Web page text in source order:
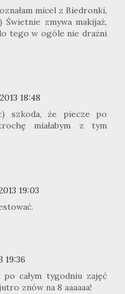
micel z Biedronki,
zmywa makijaż,
tego w ogóle nie drażni
18:48
szkoda, że piecze po
miałabym z tym
19:03
19:36
całym tygodniu zajęć
znów na 8 aaaaaa!